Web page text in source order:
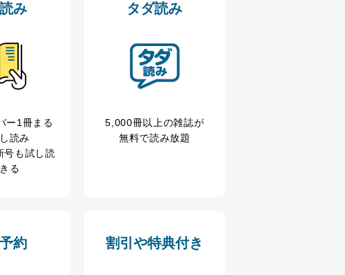
ー教育など応対品質向上のため
め
み
ー1冊まる
読み
号も試し読
る
タダ読み
5,000冊以上の雑誌が
無料で読み放題
約 割引や特典付き